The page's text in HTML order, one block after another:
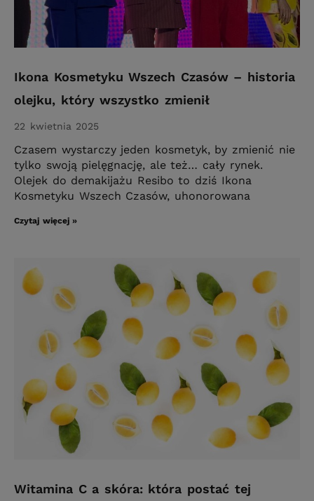
Ikona Kosmetyku Wszech Czasów – historia
olejku, który wszystko zmienił
22 kwietnia 2025
Czasem wystarczy jeden kosmetyk, by zmienić nie
tylko swoją pielęgnację, ale też… cały rynek.
Olejek do demakijażu Resibo to dziś Ikona
Kosmetyku Wszech Czasów, uhonorowana
Czytaj więcej »
Witamina C a skóra: która postać tej